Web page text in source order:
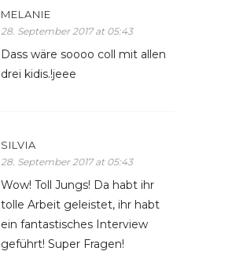
MELANIE
28. September 2017 at 05:43
Dass wäre soooo coll mit allen
drei kidis.!jeee
SILVIA
28. September 2017 at 05:43
Wow! Toll Jungs! Da habt ihr
tolle Arbeit geleistet, ihr habt
ein fantastisches Interview
geführt! Super Fragen!